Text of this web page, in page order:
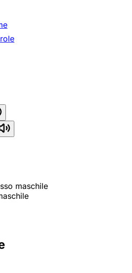
maschile